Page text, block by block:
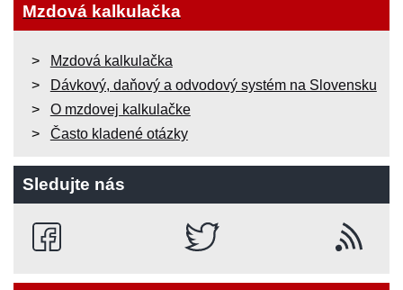
Mzdová kalkulačka
Mzdová kalkulačka
Dávkový, daňový a odvodový systém na Slovensku
O mzdovej kalkulačke
Často kladené otázky
Sledujte nás